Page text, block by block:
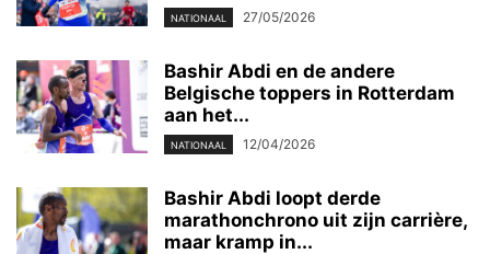
NATIONAAL 27/05/2026
Bashir Abdi en de andere
Belgische toppers in Rotterdam
aan het...
NATIONAAL 12/04/2026
Bashir Abdi loopt derde
marathonchrono uit zijn carrière,
maar kramp in...